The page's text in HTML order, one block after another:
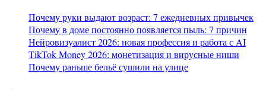
Почему руки выдают возраст: 7 ежедневных привычек
Почему в доме постоянно появляется пыль: 7 причин
Нейровизуалист 2026: новая профессия и работа с AI
TikTok Money 2026: монетизация и вирусные ниши
Почему раньше бельё сушили на улице